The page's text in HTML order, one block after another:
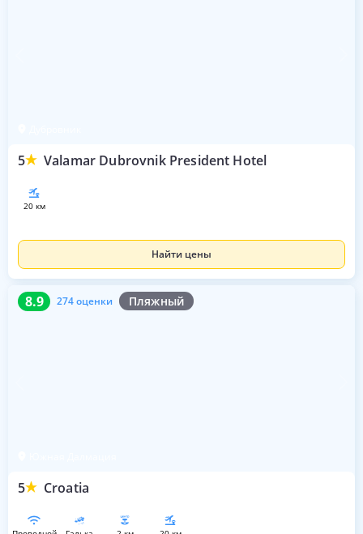
5 Valamar Dubrovnik President Hotel
20 км
Найти цены
8.9 274 оценки Пляжный
5 Croatia
8.9 274 оценки